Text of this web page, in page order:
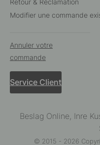
Retour & Réclamation
Modifier une commande
Annuler votre
commande
Service Client
Beslag Online, Inre
© 2015 - 2026